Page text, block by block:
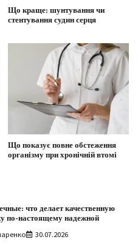
Що краще: шунтування чи
стентування судин серця
Що показує повне обстеження
організму при хронічній втомі
что делает качественную
по-настоящему надежной
30.07.2026